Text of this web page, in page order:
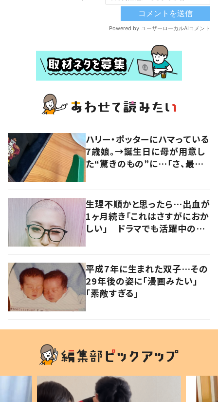
ハリー・ポッターにハマっている
7歳娘。→誕生日に母が用意し
た“驚きのもの”に…「さ、最高
生理不順かと思ったら…出血が
1ヶ月続き「これはさすがにおか
しい」 ドラマでも活躍中の女
平成7年に生まれた双子…その
29年後の姿に「漫画みたい」
「素敵すぎる」